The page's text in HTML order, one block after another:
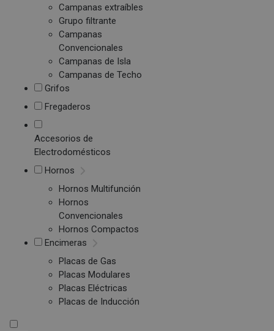
Campanas extraíbles
Grupo filtrante
Campanas
Convencionales
Campanas de Isla
Campanas de Techo
Grifos
Fregaderos
Accesorios de
Electrodomésticos
Hornos
Hornos Multifunción
Hornos
Convencionales
Hornos Compactos
Encimeras
Placas de Gas
Placas Modulares
Placas Eléctricas
Placas de Inducción